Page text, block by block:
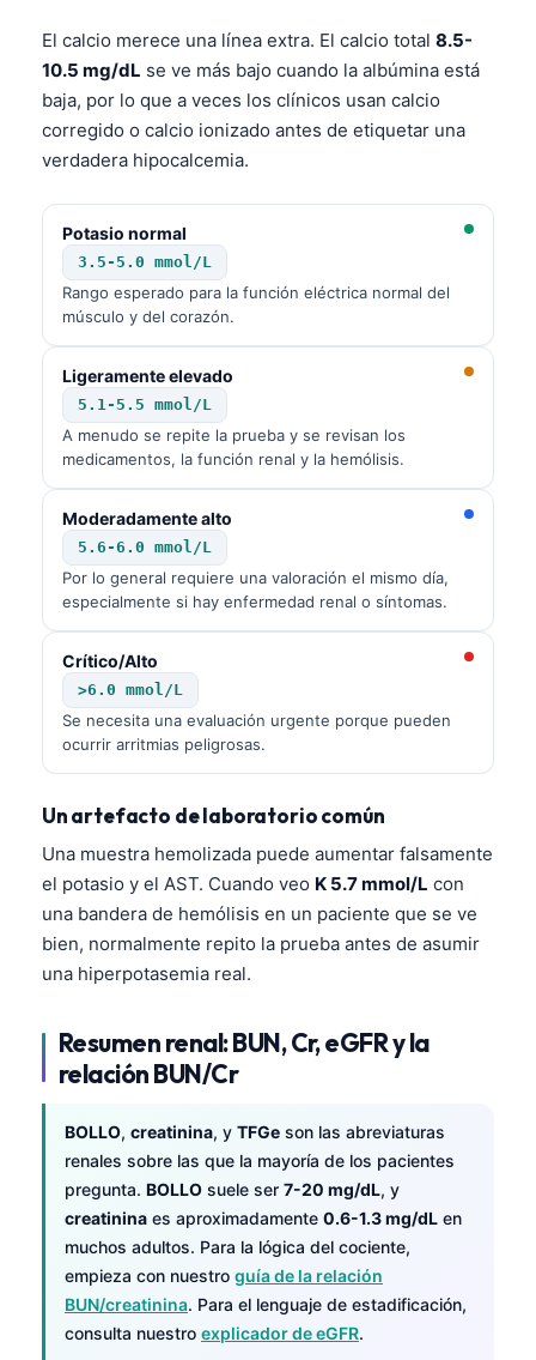
El calcio merece una línea extra. El calcio total 8.5-
10.5 mg/dL se ve más bajo cuando la albúmina está
baja, por lo que a veces los clínicos usan calcio
corregido o calcio ionizado antes de etiquetar una
verdadera hipocalcemia.
Potasio normal
3.5-5.0 mmol/L
Rango esperado para la función eléctrica normal del
músculo y del corazón.
Ligeramente elevado
5.1-5.5 mmol/L
A menudo se repite la prueba y se revisan los
medicamentos, la función renal y la hemólisis.
Moderadamente alto
5.6-6.0 mmol/L
Por lo general requiere una valoración el mismo día,
especialmente si hay enfermedad renal o síntomas.
Crítico/Alto
>6.0 mmol/L
Se necesita una evaluación urgente porque pueden
ocurrir arritmias peligrosas.
Un artefacto de laboratorio común
Una muestra hemolizada puede aumentar falsamente
el potasio y el AST. Cuando veo K 5.7 mmol/L con
una bandera de hemólisis en un paciente que se ve
bien, normalmente repito la prueba antes de asumir
una hiperpotasemia real.
Resumen renal: BUN, Cr, eGFR y la
relación BUN/Cr
BOLLO, creatinina, y TFGe son las abreviaturas
renales sobre las que la mayoría de los pacientes
pregunta. BOLLO suele ser 7-20 mg/dL, y
creatinina es aproximadamente 0.6-1.3 mg/dL en
muchos adultos. Para la lógica del cociente,
empieza con nuestro guía de la relación
BUN/creatinina. Para el lenguaje de estadificación,
consulta nuestro explicador de eGFR.
Cebuano
ئۇيغۇرچە
Кыргызча
Татар теле
Беларуская мова
Esperanto
Ślōnskŏ gŏdka